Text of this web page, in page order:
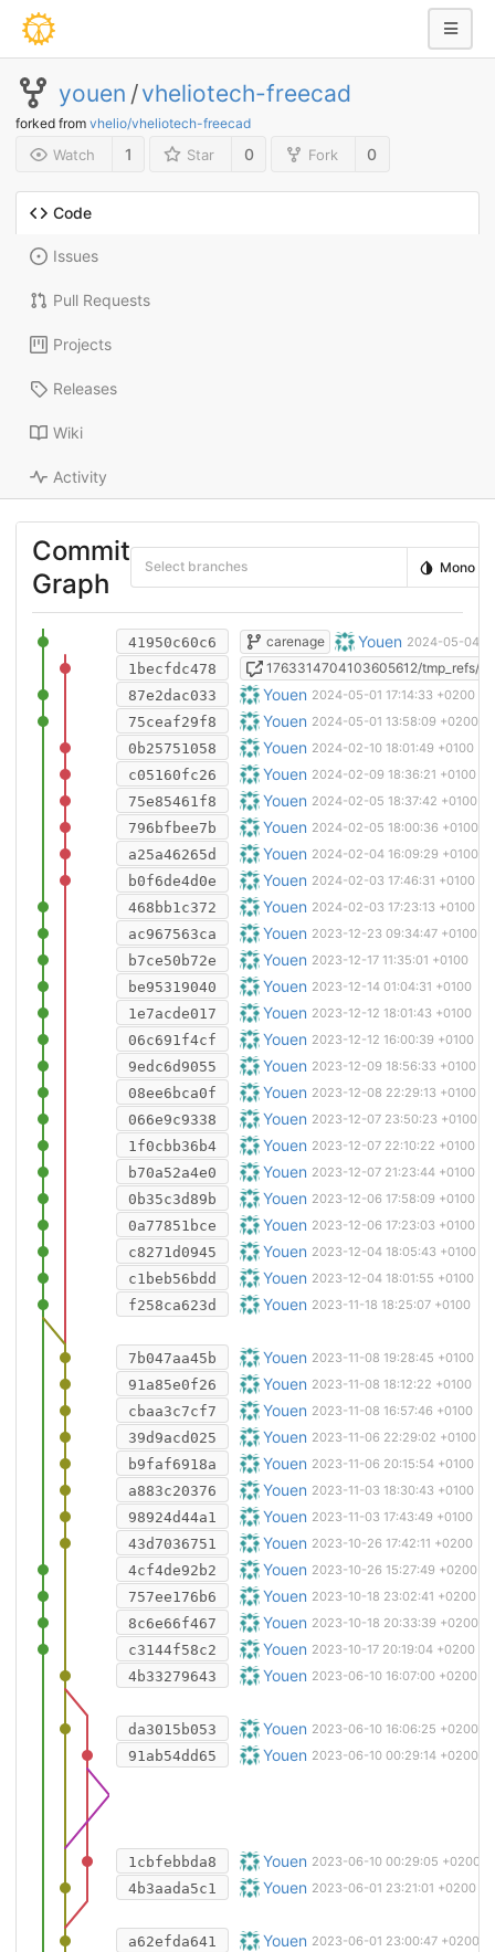
youen /vheliotech-freecad
forked from vhelio/vheliotech-freecad
Watch 1 Star 0 Fork 0
Code
Issues
Pull Requests
Projects
Releases
Wiki
Activity
Commit
Graph
Select branches Mono
41950c60c6 Réduction de la hauteur des
carenage Youen 2024-05-04
1becfdc478 Fixed recomputation error (in
1763314704103605612/tmp_refs/
87e2dac033
Optimisation hauteur déflecteur/
Youen 2024-05-01 17:14:33 +0200
75ceaf29f8 Optimisation déflecteur + capot +
Youen 2024-05-01 13:58:09 +0200
0b25751058 Ajout d'une vue pour le montage
Youen 2024-02-10 18:01:49 +0100
c05160fc26 Ajout d'une image pour le
Youen 2024-02-09 18:36:21 +0100
75e85461f8 Correction du nom affiché pour
Youen 2024-02-05 18:37:42 +0100
796bfbee7b Ajout de deux vis manquantes sur
Youen 2024-02-05 18:00:36 +0100
a25a46265d Ajout de vues de détail sur le
Youen 2024-02-04 16:09:29 +0100
b0f6de4d0e Utilisation d'un écrou bas et d'un
Youen 2024-02-03 17:46:31 +0100
468bb1c372 wipYouen 2024-02-03 17:23:13 +0100
ac967563ca wipYouen 2023-12-23 09:34:47 +0100
b7ce50b72e Toit courbé pour suivre la direction
Youen 2023-12-17 11:35:01 +0100
be95319040 Experimentations pour vheliotech
Youen 2023-12-14 01:04:31 +0100
1e7acde017 wipYouen 2023-12-12 18:01:43 +0100
06c691f4cf wipYouen 2023-12-12 16:00:39 +0100
9edc6d9055 Parois simplifiée à l'arrière (toile
Youen 2023-12-09 18:56:33 +0100
08ee6bca0f Essais de pare-brises
Youen 2023-12-08 22:29:13 +0100
066e9c9338 Optimisation arrière (12.5N)
Youen 2023-12-07 23:50:23 +0100
1f0cbb36b4 Pare brise ouvert sur les côtés
Youen 2023-12-07 22:10:22 +0100
b70a52a4e0 Optimisation avant (déflecteur,
Youen 2023-12-07 21:23:44 +0100
0b35c3d89b Amélioration vhéliotech motorisé
Youen 2023-12-06 17:58:09 +0100
0a77851bce Essai de carénage intégral
Youen 2023-12-06 17:23:03 +0100
c8271d0945 Renommage fichier
Youen 2023-12-04 18:05:43 +0100
c1beb56bdd Nouvelle modélisation du
Youen 2023-12-04 18:01:55 +0100
f258ca623d Merge branch 'master' into
Youen 2023-11-18 18:25:07 +0100
7b047aa45b Ajout de la génération d'un PDF
Youen 2023-11-08 19:28:45 +0100
91a85e0f26 Retouches des dessins 2D
Youen 2023-11-08 18:12:22 +0100
cbaa3c7cf7 Correction diamètre des perçages
Youen 2023-11-08 16:57:46 +0100
39d9acd025 Retouches du dessin 2D de L02
Youen 2023-11-06 22:29:02 +0100
b9faf6918a Génération automatique des
Youen 2023-11-06 20:15:54 +0100
a883c20376 Ajout de l'export PDF des fichiers
Youen 2023-11-03 18:30:43 +0100
98924d44a1 Ajout d'un script pour générer des
Youen 2023-11-03 17:43:49 +0100
43d7036751 Template de page pour les dessins
Youen 2023-10-26 17:42:11 +0200
4cf4de92b2 wipYouen 2023-10-26 15:27:49 +0200
757ee176b6 Modifications de la forme du
Youen 2023-10-18 23:02:41 +0200
8c6e66f467 Optimisation de la forme du
Youen 2023-10-18 20:33:39 +0200
c3144f58c2 simulation de la nouvelle version
Youen 2023-10-17 20:19:04 +0200
4b33279643 Merge branch 'master' ofhttps://
Youen 2023-06-10 16:07:00 +0200
da3015b053 Correction d'un trou de T06 qui
Youen 2023-06-10 16:06:25 +0200
91ab54dd65 Merge branch 'master' ofhttps://
Youen 2023-06-10 00:29:14 +0200
1cbfebbda8 Modification des couleurs
Youen 2023-06-10 00:29:05 +0200
4b3aada5c1 Mise à jour des dessins avec les
Youen 2023-06-01 23:21:01 +0200
a62efda641 Mise à jour des dessins
Youen 2023-06-01 23:00:47 +0200